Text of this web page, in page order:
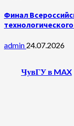
Финал
admin 24.07.2026
ЧувГУ в MAX